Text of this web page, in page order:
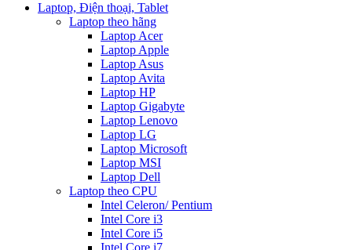
Laptop, Điện thoại, Tablet
Laptop theo hãng
Laptop Acer
Laptop Apple
Laptop Asus
Laptop Avita
Laptop HP
Laptop Gigabyte
Laptop Lenovo
Laptop LG
Laptop Microsoft
Laptop MSI
Laptop Dell
Laptop theo CPU
Intel Celeron/ Pentium
Intel Core i3
Intel Core i5